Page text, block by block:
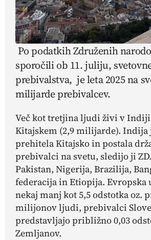
Po podatkih Združenih
sporočili ob 11. juliju,
prebivalstva, je leta 2025 na
milijarde prebivalcev.
Več kot tretjina ljudi živi v
Kitajskem (2,9 milijarde). Indija
prehitela Kitajsko in postala
prebivalci na svetu, sledijo ji
Pakistan, Nigerija, Brazilija,
federacija in Etiopija. Evropska
nekaj manj kot 5,5 odstotka oz.
milijonov ljudi, prebivalci
predstavljajo približno 0,03
Zemljanov.